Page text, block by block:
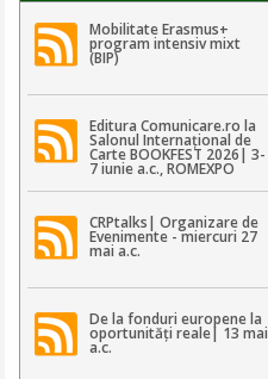
Mobilitate Erasmus+
program intensiv mixt
(BIP)
Editura Comunicare.ro la
Salonul Internațional de
Carte BOOKFEST 2026| 3-
7 iunie a.c., ROMEXPO
CRPtalks| Organizare de
Evenimente - miercuri 27
mai a.c.
De la fonduri europene la
oportunități reale| 13 mai
a.c.